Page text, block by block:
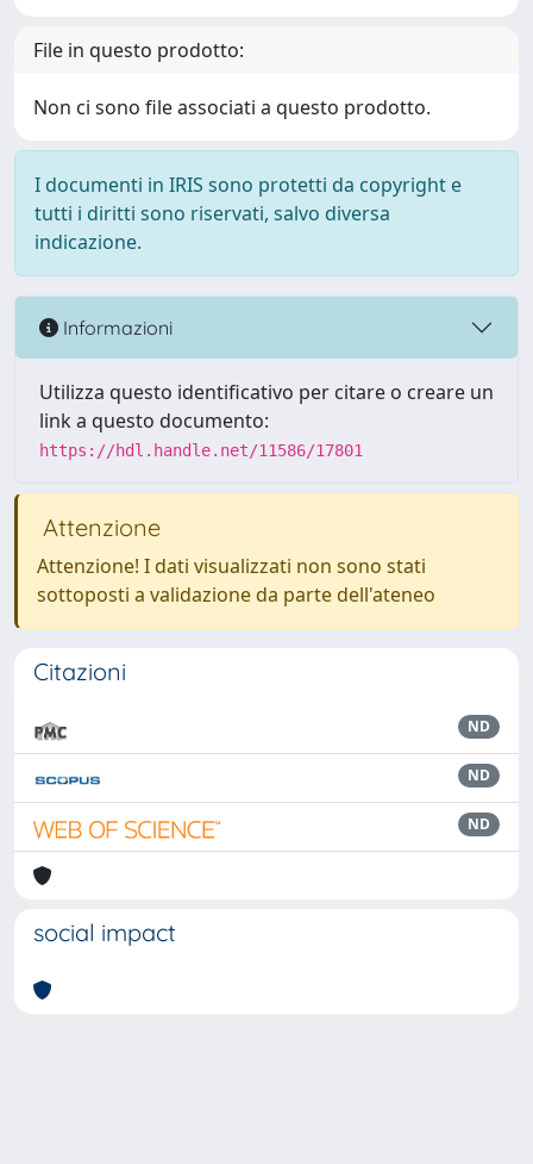
File in questo prodotto:
Non ci sono file associati a questo prodotto.
I documenti in IRIS sono protetti da copyright e
tutti i diritti sono riservati, salvo diversa
indicazione.
Informazioni
Utilizza questo identificativo per citare o creare un
link a questo documento:
https://hdl.handle.net/11586/17801
Attenzione
Attenzione! I dati visualizzati non sono stati
sottoposti a validazione da parte dell'ateneo
Citazioni
ND
ND
ND
social impact